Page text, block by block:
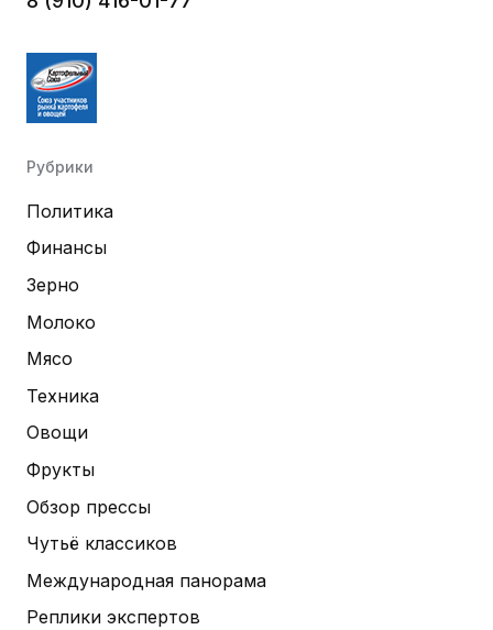
Рубрики
Политика
Финансы
Зерно
Молоко
Мясо
Техника
Овощи
Фрукты
Обзор прессы
Чутьё классиков
Международная панорама
Реплики экспертов